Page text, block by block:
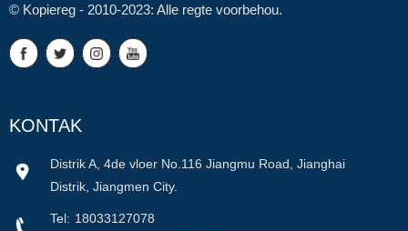
© Kopiereg - 2010-2023: Alle regte voorbehou.
KONTAK
Distrik A, 4de vloer No.116 Jiangmu Road, Jianghai
Distrik, Jiangmen City.
Tel: 18033127078